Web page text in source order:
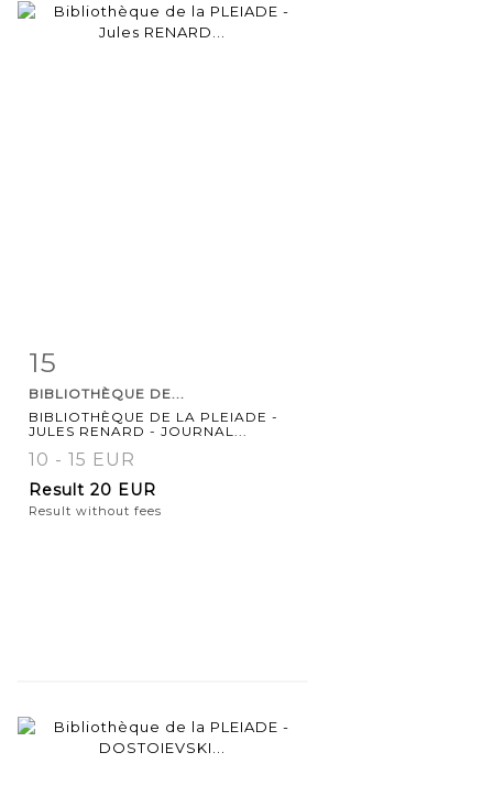
Item detail
15
BIBLIOTHÈQUE DE...
BIBLIOTHÈQUE DE LA PLEIADE -
JULES RENARD - JOURNAL...
10 - 15 EUR
Result 20 EUR
Result without fees